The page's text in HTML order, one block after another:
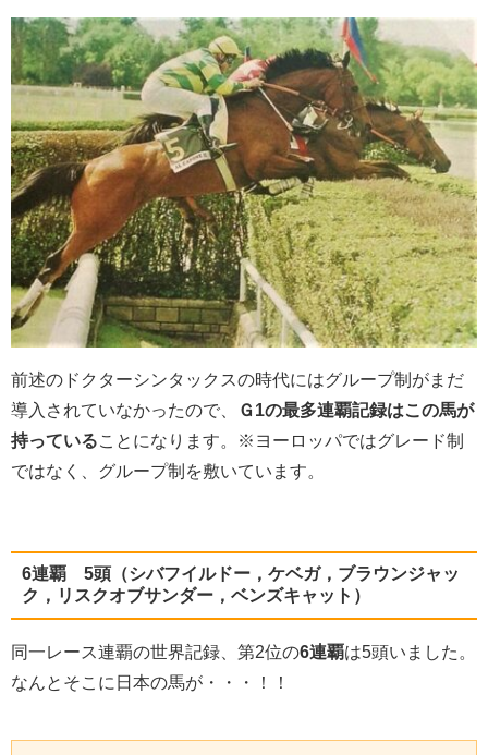
前述のドクターシンタックスの時代にはグループ制がまだ
導入されていなかったので、
Ｇ1の最多連覇記録はこの馬が
持っていることになります。※ヨーロッパではグレード制
ではなく、グループ制を敷いています。
6連覇 5頭（シバフイルドー，ケベガ，ブラウンジャッ
ク，リスクオブサンダー，ベンズキャット）
同一レース連覇の世界記録、第2位の6連覇は5頭いました。
なんとそこに日本の馬が・・・！！